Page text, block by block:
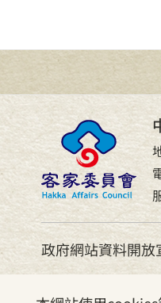
政府網站資料開放